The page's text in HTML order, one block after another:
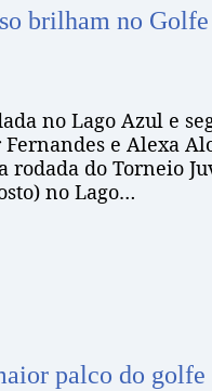
brilham no
no Lago Azul e
e Alexa
do Torneio
no Lago…
palco do